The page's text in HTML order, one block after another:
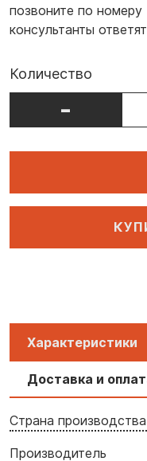
позвоните по
консультанты
Количество
-
Характеристики
Доставка и
Страна производства
Производитель